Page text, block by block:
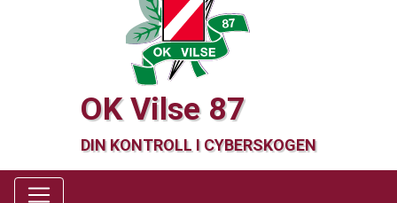
OK Vilse 87
DIN KONTROLL I CYBERSKOGEN